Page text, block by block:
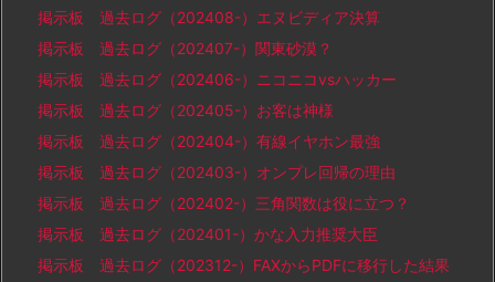
掲示板 過去ログ（202408-）エヌビディア決算
掲示板 過去ログ（202407-）関東砂漠？
掲示板 過去ログ（202406-）ニコニコvsハッカー
掲示板 過去ログ（202405-）お客は神様
掲示板 過去ログ（202404-）有線イヤホン最強
掲示板 過去ログ（202403-）オンプレ回帰の理由
掲示板 過去ログ（202402-）三角関数は役に立つ？
掲示板 過去ログ（202401-）かな入力推奨大臣
掲示板 過去ログ（202312-）FAXからPDFに移行した結果